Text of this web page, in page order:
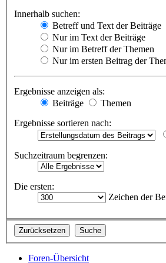
Innerhalb suchen:
Betreff und Text der Beiträge
Nur im Text der Beiträge
Nur im Betreff der Themen
Nur im ersten Beitrag der
Ergebnisse anzeigen als:
Beiträge
Themen
Ergebnisse sortieren nach:
Suchzeitraum begrenzen:
Die ersten:
Zeichen der
Foren-Übersicht